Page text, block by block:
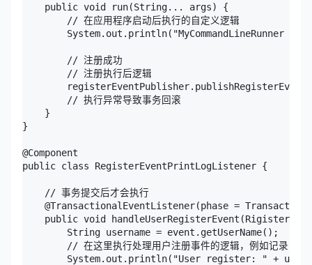
    public void run(String... args) {
        // 在应用程序启动后执行的自定义逻辑
System.out.println("MyCommandLineRunner
        // 注册成功
        // 注册执行后逻辑
        // 执行异常导致事务回滚
    }
}
@Component
public class RegisterEventPrintLogListener {
    // 事务提交后才会执行
@TransactionalEventListener(phase =
public void
        String username = event.getUserName();
// 在这里执行处理用户注册事件的逻辑，例如记录日志
System.out.println("User register: " +